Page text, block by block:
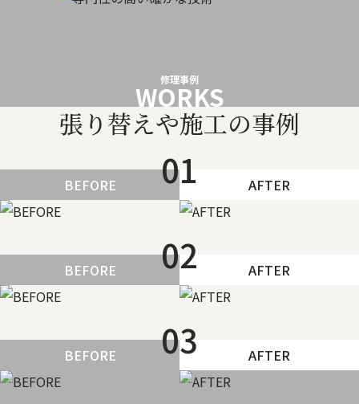
修理事例
WORKS
張り替えや施工の事例
01
BEFORE AFTER
02
BEFORE AFTER
03
BEFORE AFTER